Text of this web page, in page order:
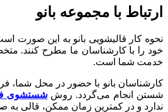
ارتباط با مجموعه بانو
نحوه کار قالیشویی بانو به این صورت
خدمت شما است.
کارشناسان بانو با حضور در محل شما،
شستن انجام می‌گردد. روش شستشوی
ندارد و در کمترین زمان ممکن، قالی